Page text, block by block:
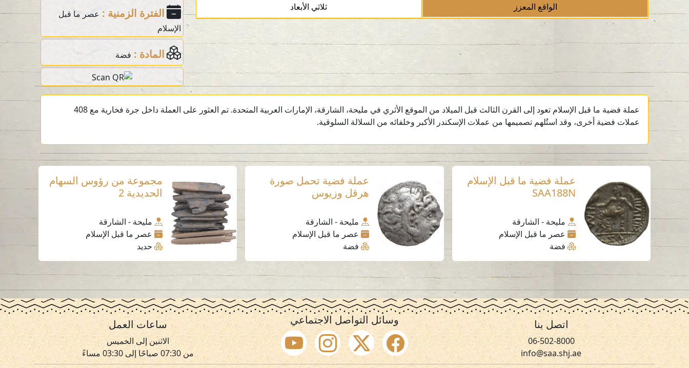
الواقع المعزز ثلاثي الأبعاد الفترة الزمنية : عصر ما قبل
الإسلام
المادة : فضة
عملة فضية ما قبل الإسلام تعود إلى القرن الثالث قبل الميلاد من الموقع الأثري في مليحة، الشارقة، الإمارات العربية المتحدة. تم العثور على العملة داخل جرة فخارية مع 408
عملات فضية أخرى، وقد استُلهم تصميمها من عملات الإسكندر الأكبر وخلفائه من السلالة السلوقية.
عملة فضية ما قبل الإسلام
SAA188N
مليحة - الشارقة
عصر ما قبل الإسلام
فضة
عملة فضية تحمل صورة
هرقل وزيوس
مليحة - الشارقة
عصر ما قبل الإسلام
فضة
مجموعة من رؤوس السهام
الحديدية 2
مليحة - الشارقة
عصر ما قبل الإسلام
حديد
اتصل بنا
06-502-8000
info@saa.shj.ae
وسائل التواصل الاجتماعي ساعات العمل
الاثنين إلى الخميس
من 07:30 صباحًا إلى 03:30 مساءً